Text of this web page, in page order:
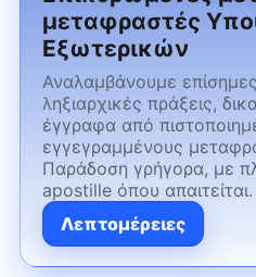
μεταφραστές
Εξωτερικών
Αναλαμβάνουμε
ληξιαρχικές πράξεις,
έγγραφα από
εγγεγραμμένους
Παράδοση γρήγορα, με
apostille όπου απαιτείται.
Λεπτομέρειες